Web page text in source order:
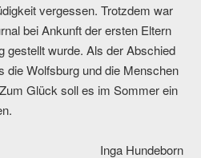
vergessen. Trotzdem war
bei Ankunft der ersten Eltern
gestellt wurde. Als der Abschied
die Wolfsburg und die Menschen
Glück soll es im Sommer ein
Inga Hundeborn